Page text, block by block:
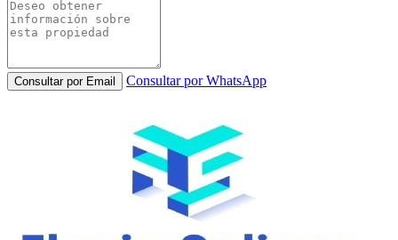
Consultar por Email Consultar por WhatsApp